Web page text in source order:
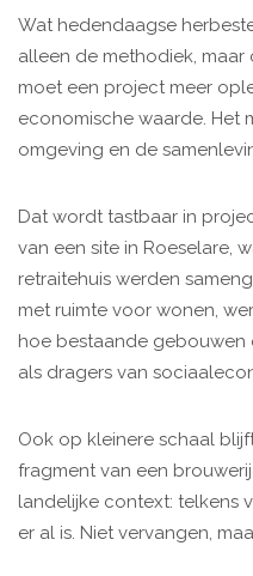
Wat hedendaagse
alleen de methodiek, maar
moet een project meer
economische waarde. Het
omgeving en de
Dat wordt tastbaar in
van een site in Roeselare,
retraitehuis werden
met ruimte voor wonen,
hoe bestaande
als dragers van
Ook op kleinere schaal
fragment van een
landelijke context: telkens
er al is. Niet vervangen,